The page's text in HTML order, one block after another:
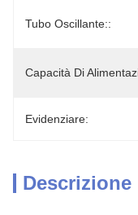
Tubo Oscillante::
Capacità Di
Evidenziare: